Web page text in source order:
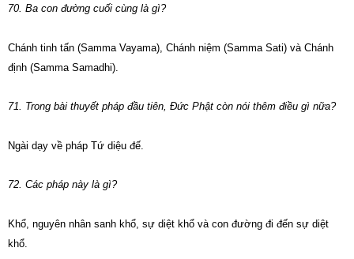
70. Ba con đường cuối cùng là gì?
Chánh tinh tấn (Samma Vayama), Chánh niệm (Samma Sati) và Chánh
định (Samma Samadhi).
71. Trong bài thuyết pháp đầu tiên, Đức Phật còn nói thêm điều gì nữa?
Ngài dạy về pháp Tứ diệu đế.
72. Các pháp này là gì?
Khổ, nguyên nhân sanh khổ, sự diệt khổ và con đường đi đến sự diệt
khổ.